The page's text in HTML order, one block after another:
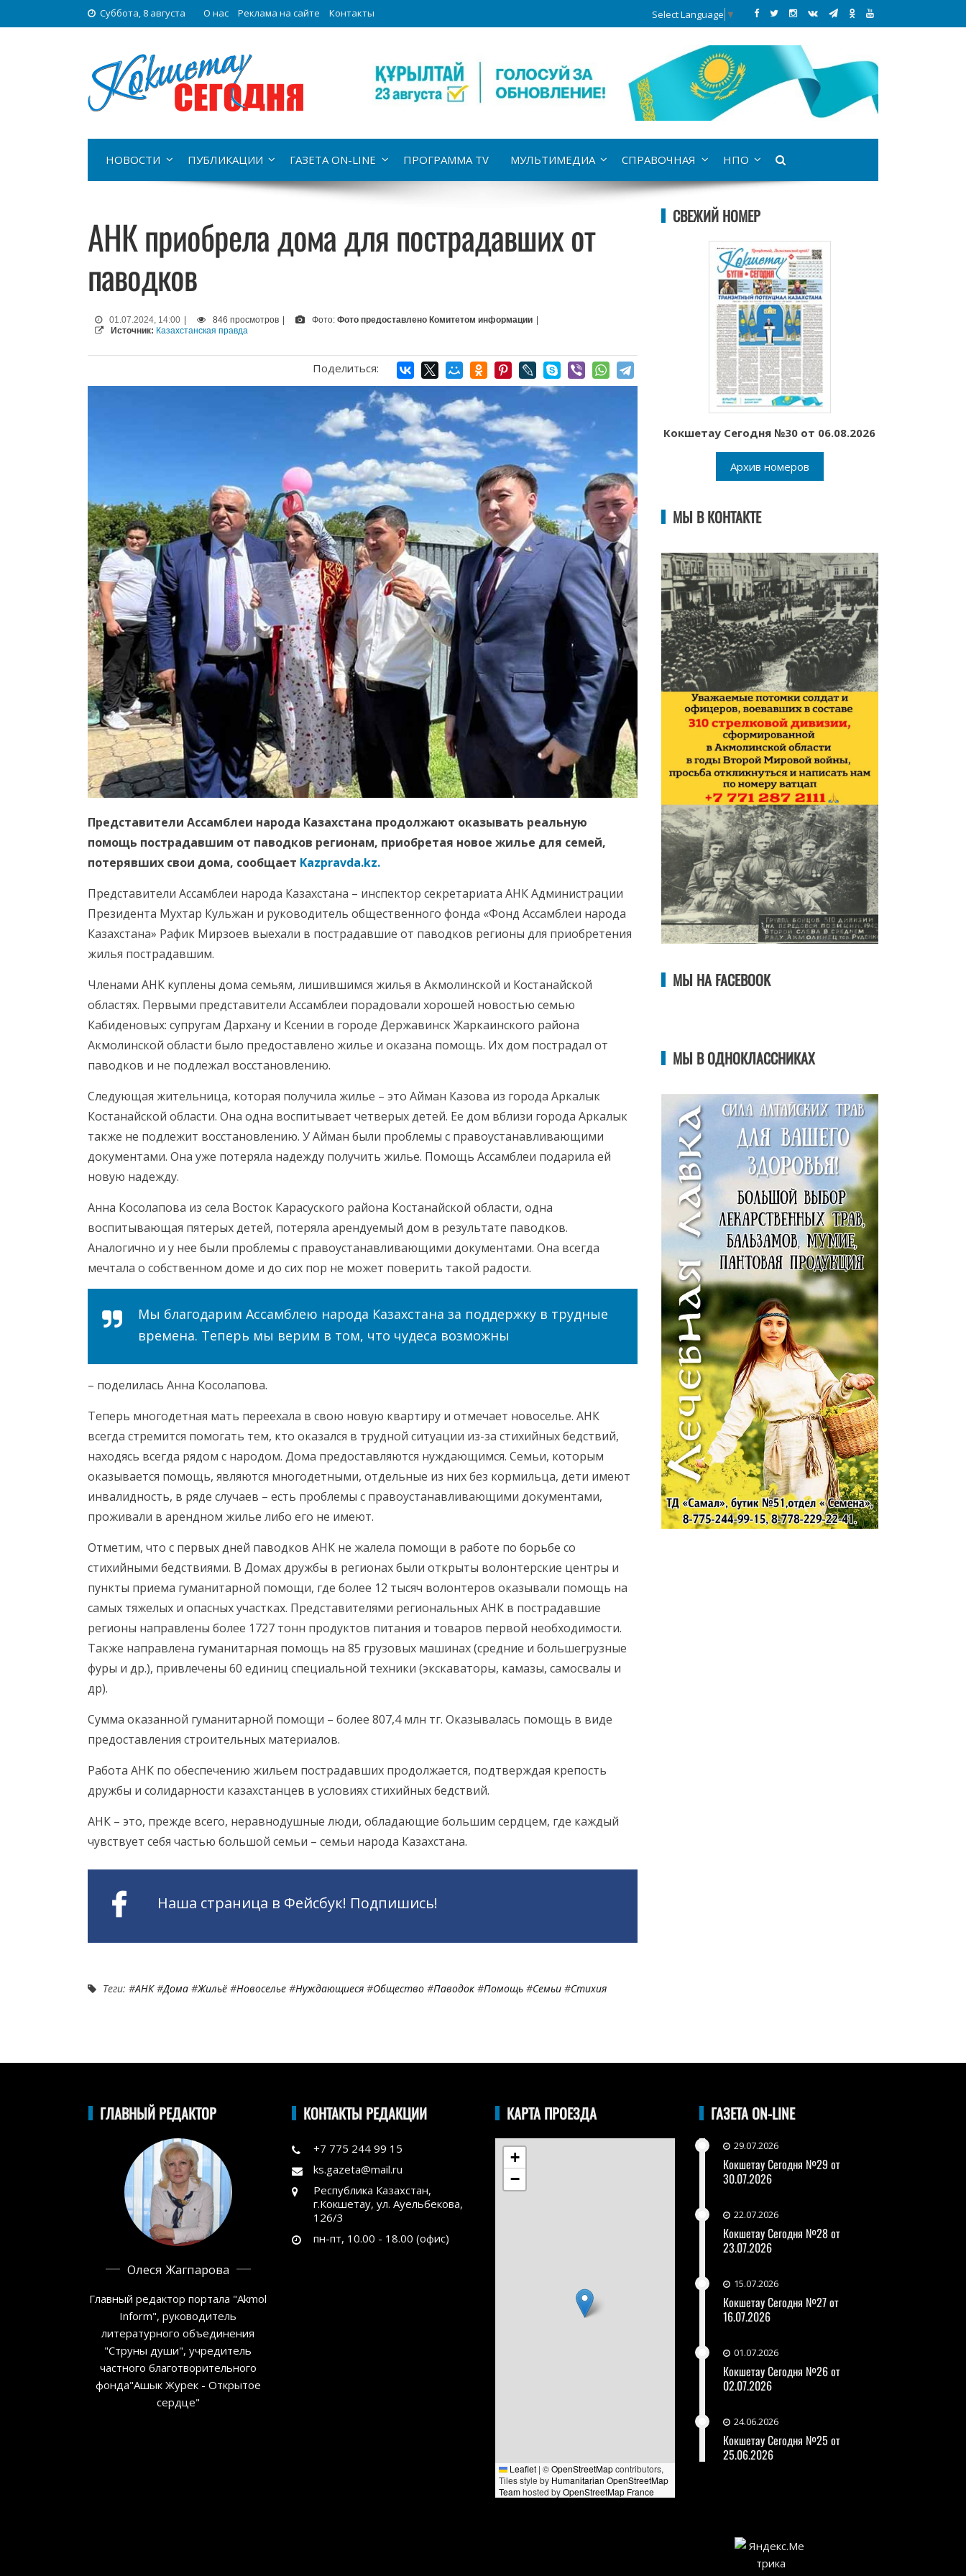
Суббота, 8 августа О нас Реклама на сайте Контакты Select Language ▼
НОВОСТИ ПУБЛИКАЦИИ ГАЗЕТА ON-LINE ПРОГРАММА TV МУЛЬТИМЕДИА СПРАВОЧНАЯ НПО
АНК приобрела дома для пострадавших от
паводков
01.07.2024, 14:00 | 846 просмотров | Фото: Фото предоставлено Комитетом информации |
Источник: Казахстанская правда
Поделиться:
Представители Ассамблеи народа Казахстана продолжают оказывать реальную
помощь пострадавшим от паводков регионам, приобретая новое жилье для семей,
потерявших свои дома, сообщает Kazpravda.kz.
Представители Ассамблеи народа Казахстана – инспектор секретариата АНК Администрации
Президента Мухтар Кульжан и руководитель общественного фонда «Фонд Ассамблеи народа
Казахстана» Рафик Мирзоев выехали в пострадавшие от паводков регионы для приобретения
жилья пострадавшим.
Членами АНК куплены дома семьям, лишившимся жилья в Акмолинской и Костанайской
областях. Первыми представители Ассамблеи порадовали хорошей новостью семью
Кабиденовых: супругам Дархану и Ксении в городе Державинск Жаркаинского района
Акмолинской области было предоставлено жилье и оказана помощь. Их дом пострадал от
паводков и не подлежал восстановлению.
Следующая жительница, которая получила жилье – это Айман Казова из города Аркалык
Костанайской области. Она одна воспитывает четверых детей. Ее дом вблизи города Аркалык
также не подлежит восстановлению. У Айман были проблемы с правоустанавливающими
документами. Она уже потеряла надежду получить жилье. Помощь Ассамблеи подарила ей
новую надежду.
Анна Косолапова из села Восток Карасуского района Костанайской области, одна
воспитывающая пятерых детей, потеряла арендуемый дом в результате паводков.
Аналогично и у нее были проблемы с правоустанавливающими документами. Она всегда
мечтала о собственном доме и до сих пор не может поверить такой радости.
Мы благодарим Ассамблею народа Казахстана за поддержку в трудные
времена. Теперь мы верим в том, что чудеса возможны
– поделилась Анна Косолапова.
Теперь многодетная мать переехала в свою новую квартиру и отмечает новоселье. АНК
всегда стремится помогать тем, кто оказался в трудной ситуации из-за стихийных бедствий,
находясь всегда рядом с народом. Дома предоставляются нуждающимся. Семьи, которым
оказывается помощь, являются многодетными, отдельные из них без кормильца, дети имеют
инвалидность, в ряде случаев – есть проблемы с правоустанавливающими документами,
проживали в арендном жилье либо его не имеют.
Отметим, что с первых дней паводков АНК не жалела помощи в работе по борьбе со
стихийными бедствиями. В Домах дружбы в регионах были открыты волонтерские центры и
пункты приема гуманитарной помощи, где более 12 тысяч волонтеров оказывали помощь на
самых тяжелых и опасных участках. Представителями региональных АНК в пострадавшие
регионы направлены более 1727 тонн продуктов питания и товаров первой необходимости.
Также направлена гуманитарная помощь на 85 грузовых машинах (средние и большегрузные
фуры и др.), привлечены 60 единиц специальной техники (экскаваторы, камазы, самосвалы и
др).
Сумма оказанной гуманитарной помощи – более 807,4 млн тг. Оказывалась помощь в виде
предоставления строительных материалов.
Работа АНК по обеспечению жильем пострадавших продолжается, подтверждая крепость
дружбы и солидарности казахстанцев в условиях стихийных бедствий.
АНК – это, прежде всего, неравнодушные люди, обладающие большим сердцем, где каждый
чувствует себя частью большой семьи – семьи народа Казахстана.
Наша страница в Фейсбук! Подпишись!
Теги: #АНК#Дома #Жильё #Новоселье #Нуждающиеся #Общество #Паводок #Помощь #Семьи #Стихия
СВЕЖИЙ НОМЕР
Кокшетау Сегодня №30 от 06.08.2026
Архив номеров
МЫ В КОНТАКТЕ
МЫ НА FACEBOOK
МЫ В ОДНОКЛАССНИКАХ
ГЛАВНЫЙ РЕДАКТОР
Олеся Жагпарова
Главный редактор портала "Akmol
Inform", руководитель
литературного объединения
"Струны души", учредитель
частного благотворительного
фонда"Ашык Журек - Открытое
сердце"
КОНТАКТЫ РЕДАКЦИИ
+7 775 244 99 15
ks.gazeta@mail.ru
Республика Казахстан,
г.Кокшетау, ул. Ауельбекова,
126/3
пн-пт, 10.00 - 18.00 (офис)
КАРТА ПРОЕЗДА
+
−
Leaflet | ©OpenStreetMapcontributors,
Tiles style by Humanitarian OpenStreetMap
Teamhosted byOpenStreetMap France
ГАЗЕТА ON-LINE
29.07.2026
Кокшетау Сегодня №29 от
30.07.2026
22.07.2026
Кокшетау Сегодня №28 от
23.07.2026
15.07.2026
Кокшетау Сегодня №27 от
16.07.2026
01.07.2026
Кокшетау Сегодня №26 от
02.07.2026
24.06.2026
Кокшетау Сегодня №25 от
25.06.2026